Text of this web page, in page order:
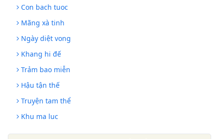
Con bach tuoc
Mãng xà tinh
Ngày diệt vong
Khang hi đế
Trảm bao miễn
Hậu tận thế
Truyện tam thể
Khu ma luc